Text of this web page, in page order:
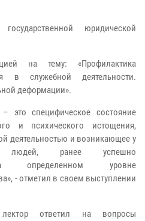
юридической
на тему: «Профилактика
в служебной деятельности.
деформации».
это специфическое состояние
и психического истощения,
деятельностью и возникающее у
людей, ранее успешно
определенном уровне
- отметил в своем выступлении
ответил на вопросы